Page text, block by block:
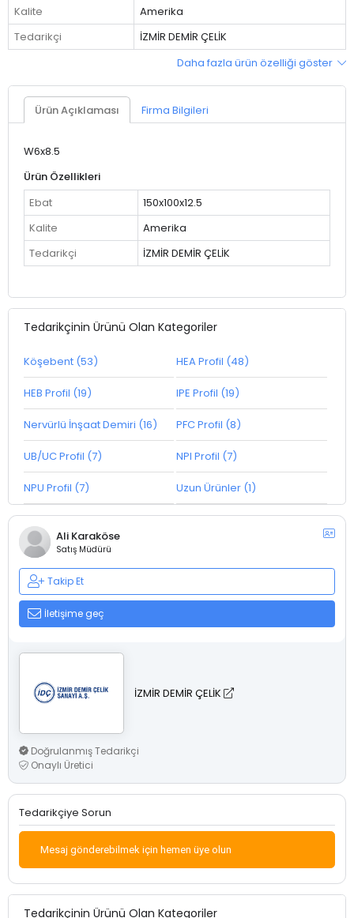
Kalite
Amerika
Tedarikçi
İZMİR DEMİR ÇELİK
Daha fazla ürün özelliği göster
Ürün Açıklaması Firma Bilgileri
W6x8.5
Ürün Özellikleri
Ebat
150x100x12.5
Kalite
Amerika
Tedarikçi
İZMİR DEMİR ÇELİK
Tedarikçinin Ürünü Olan Kategoriler
Köşebent (53) HEA Profil (48)
HEB Profil (19) IPE Profil (19)
Nervürlü İnşaat Demiri (16) PFC Profil (8)
UB/UC Profil (7) NPI Profil (7)
NPU Profil (7) Uzun Ürünler (1)
Ali Karaköse
Satış Müdürü
Takip Et
İletişime geç
İZMİR DEMİR ÇELİK
Doğrulanmış Tedarikçi
Onaylı Üretici
Tedarikçiye Sorun
Mesaj gönderebilmek için hemen üye olun
Tedarikçinin Ürünü Olan Kategoriler